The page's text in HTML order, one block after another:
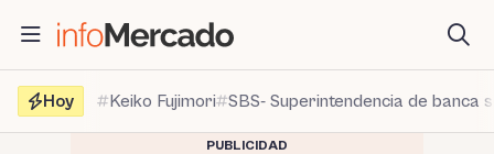
contenido
Hoy
Keiko Fujimori SBS- Superintendencia de banca
PUBLICIDAD